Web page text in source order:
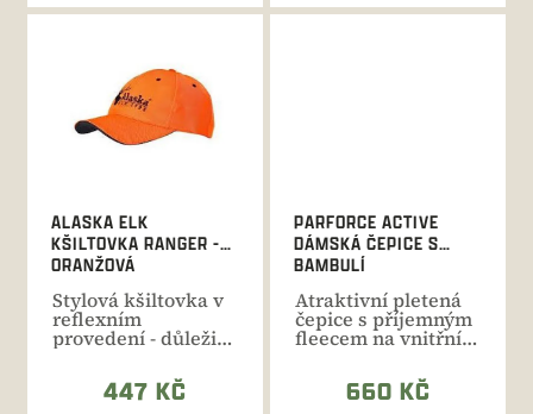
ALASKA ELK
KŠILTOVKA RANGER -
ORANŽOVÁ
Stylová kšiltovka v
reflexním
provedení - důležitý
bezpečnostní prvek
447 KČ
PARFORCE ACTIVE
DÁMSKÁ ČEPICE S
BAMBULÍ
Atraktivní pletená
čepice s příjemným
fleecem na vnitřní
660 KČ